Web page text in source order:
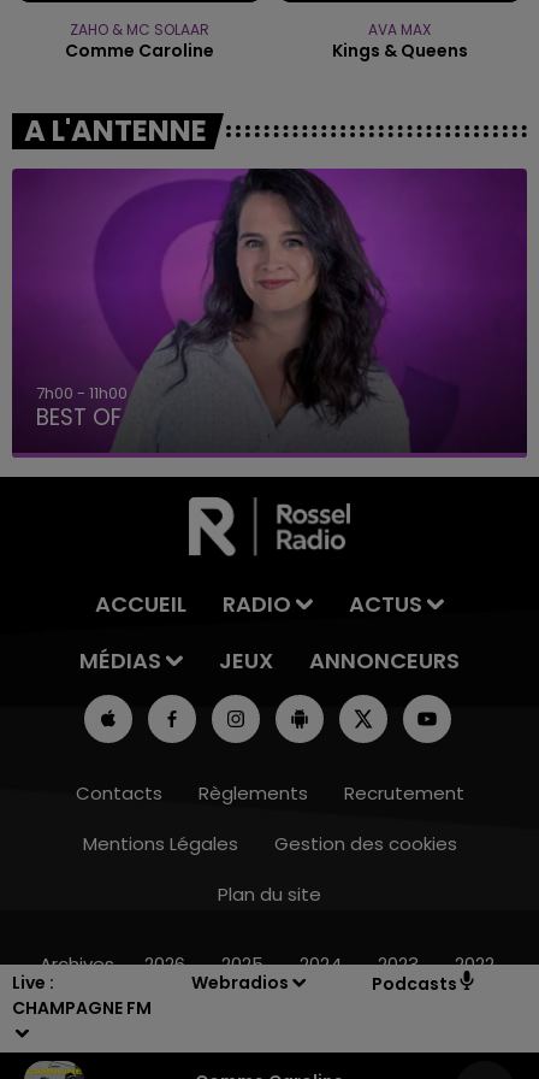
Live :
CHAMPAGNE FM
Webradios Podcasts
16h00 - 20h00
ZAHO & MC SOLAAR
Comme Caroline
AVA MAX
Kings & Queens
A L'ANTENNE
11h00 - 16h00
Le week-end
ACCUEIL RADIO
ACTUS
MÉDIAS
JEUX ANNONCEURS
Contacts Règlements
Recrutement
Mentions Légales
Gestion des cookies
Plan du site
Archives 2026 2025 2024 2023 2022